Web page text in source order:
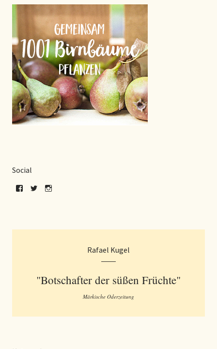
Social
Rafael Kugel
"Botschafter der süßen Früchte"
Märkische Oderzeitung